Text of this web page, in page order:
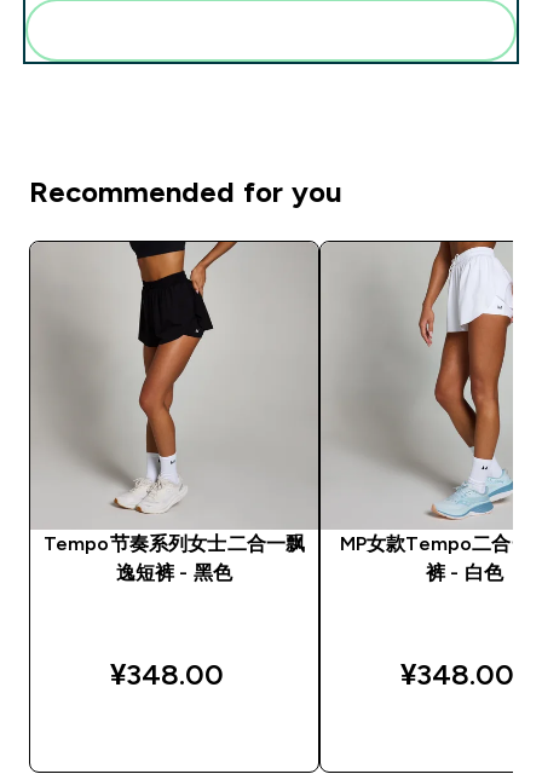
Recommended for you
Tempo节奏系列女士二合一飘
逸短裤 - 黑色
¥348.00‎
MP女款Tempo二合一
裤 - 白色
¥348.00‎